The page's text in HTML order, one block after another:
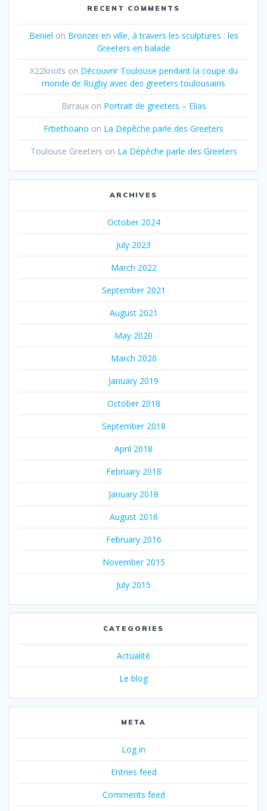
RECENT COMMENTS
Beniel on Bronzer en ville, à travers les sculptures : les
Greeters en balade
X22knots on Découvrir Toulouse pendant la coupe du
monde de Rugby avec des greeters toulousains
Birrauxon Portrait de greeters – Elias
Frbethoano on La Dépêche parle des Greeters
Toulouse Greeters on La Dépêche parle des Greeters
ARCHIVES
October 2024
July 2023
March 2022
September 2021
August 2021
May 2020
March 2020
January 2019
October 2018
September 2018
April 2018
February 2018
January 2018
August 2016
February 2016
November 2015
July 2015
CATEGORIES
Actualité
Le blog
META
Log in
Entries feed
Comments feed